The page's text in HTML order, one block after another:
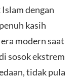
dengan
kasih
modern saat
sosok ekstrem
tidak pula